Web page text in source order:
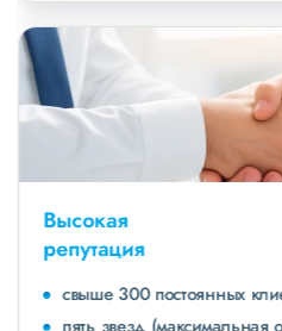
Высокая
репутация
свыше 300 постоянных